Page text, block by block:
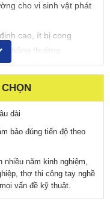
cho vi sinh vật phát
cao, ít bị cong
thông thường.
Hạn chế được độ
cho người sử dụng
ngoài trời:
dài
bảo đúng tiến độ theo
nhiều năm kinh nghiệm,
thợ thi công tay nghề
vấn đề kỹ thuật.